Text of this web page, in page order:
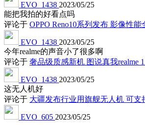
EVO_1438 2023/05/25
能把我拍的好看点吗
评论于 OPPO Reno10系列发布 影像性能
EVO_1438 2023/05/25
今年realme的声音小了很多啊
评论于 奢品级质感新机 图说真我realme
EVO_1438 2023/05/25
这无人机好
评论于 大疆发布行业用旗舰无人机 可支
EVO_605 2023/05/25